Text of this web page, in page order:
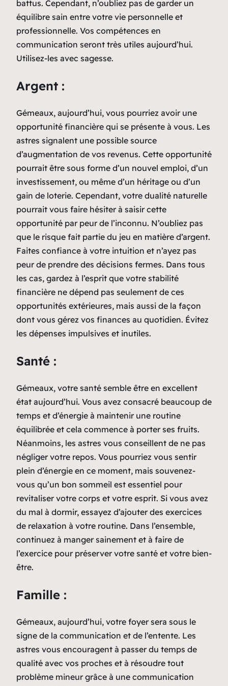
battus. Cependant, n’oubliez pas de garder un
équilibre sain entre votre vie personnelle et
professionnelle. Vos compétences en
communication seront très utiles aujourd’hui.
Utilisez-les avec sagesse.
Argent :
Gémeaux, aujourd’hui, vous pourriez avoir une
opportunité financière qui se présente à vous. Les
astres signalent une possible source
d’augmentation de vos revenus. Cette opportunité
pourrait être sous forme d’un nouvel emploi, d’un
investissement, ou même d’un héritage ou d’un
gain de loterie. Cependant, votre dualité naturelle
pourrait vous faire hésiter à saisir cette
opportunité par peur de l’inconnu. N’oubliez pas
que le risque fait partie du jeu en matière d’argent.
Faites confiance à votre intuition et n’ayez pas
peur de prendre des décisions fermes. Dans tous
les cas, gardez à l’esprit que votre stabilité
financière ne dépend pas seulement de ces
opportunités extérieures, mais aussi de la façon
dont vous gérez vos finances au quotidien. Évitez
les dépenses impulsives et inutiles.
Santé :
Gémeaux, votre santé semble être en excellent
état aujourd’hui. Vous avez consacré beaucoup de
temps et d’énergie à maintenir une routine
équilibrée et cela commence à porter ses fruits.
Néanmoins, les astres vous conseillent de ne pas
négliger votre repos. Vous pourriez vous sentir
plein d’énergie en ce moment, mais souvenez-
vous qu’un bon sommeil est essentiel pour
revitaliser votre corps et votre esprit. Si vous avez
du mal à dormir, essayez d’ajouter des exercices
de relaxation à votre routine. Dans l’ensemble,
continuez à manger sainement et à faire de
l’exercice pour préserver votre santé et votre bien-
être.
Famille :
Gémeaux, aujourd’hui, votre foyer sera sous le
signe de la communication et de l’entente. Les
astres vous encouragent à passer du temps de
qualité avec vos proches et à résoudre tout
problème mineur grâce à une communication